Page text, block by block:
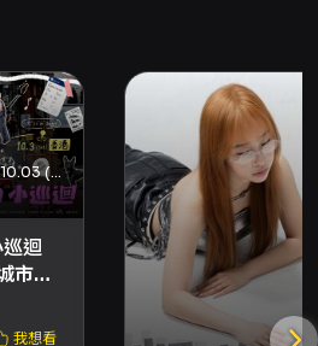
與輪椅席位： - 為全場座
位或隨機配位發放座位號
需依賴輪椅之人士及其看顧
求查證，須出示行動不便證明
記證或醫生證明）。需協助請
館 +852-3606 8000 以預先
止事項（摘要）： - 場內禁止
影及錄音；禁止攜帶專業攝
長傘、自拍桿、玻璃瓶、充
如氣球）、武器、噴霧類等危
帶或使用違禁藥物；禁止售賣
商品。 - 嚴禁炒賣門票，若門
享或用於商業用途，場館及主
2026.08.28 (五) - 2026.10.03 (六)
迴
市交
我想看